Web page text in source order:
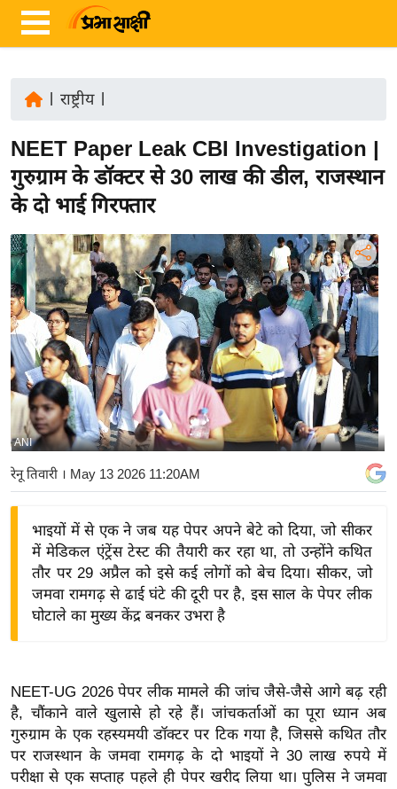
ज़ा
ख
ब
र
रा
ष्ट्री
य
अं
त
र्रा
ष्ट्री
य
बि
ज़
ने
द्यो
वि
ष
ज्ञ
रा
राष्ट्रीय|
NEET Paper Leak CBI Investigation |
गुरुग्राम के डॉक्टर से 30 लाख की डील, राजस्थान
के दो भाई गिरफ्तार
ANI
रेनू तिवारी । May 13 2026 11:20AM
भाइयों में से एक ने जब यह पेपर अपने बेटे को दिया, जो सीकर
में मेडिकल एंट्रेंस टेस्ट की तैयारी कर रहा था, तो उन्होंने कथित
तौर पर 29 अप्रैल को इसे कई लोगों को बेच दिया। सीकर, जो
जमवा रामगढ़ से ढाई घंटे की दूरी पर है, इस साल के पेपर लीक
घोटाले का मुख्य केंद्र बनकर उभरा है
NEET-UG 2026 पेपर लीक मामले की जांच जैसे-जैसे आगे बढ़ रही
है, चौंकाने वाले खुलासे हो रहे हैं। जांचकर्ताओं का पूरा ध्यान अब
गुरुग्राम के एक रहस्यमयी डॉक्टर पर टिक गया है, जिससे कथित तौर
पर राजस्थान के जमवा रामगढ़ के दो भाइयों ने 30 लाख रुपये में
परीक्षा से एक सप्ताह पहले ही पेपर खरीद लिया था। पुलिस ने जमवा